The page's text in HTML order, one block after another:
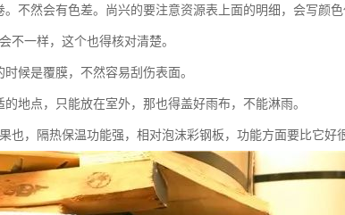
不然会有色差。尚兴的要注意资源表上面的明细，会写颜色
不一样，这个也得核对清楚。
候是覆膜，不然容易刮伤表面。
地点，只能放在室外，那也得盖好雨布，不能淋雨。
，隔热保温功能强，相对泡沫彩钢板，功能方面要比它好